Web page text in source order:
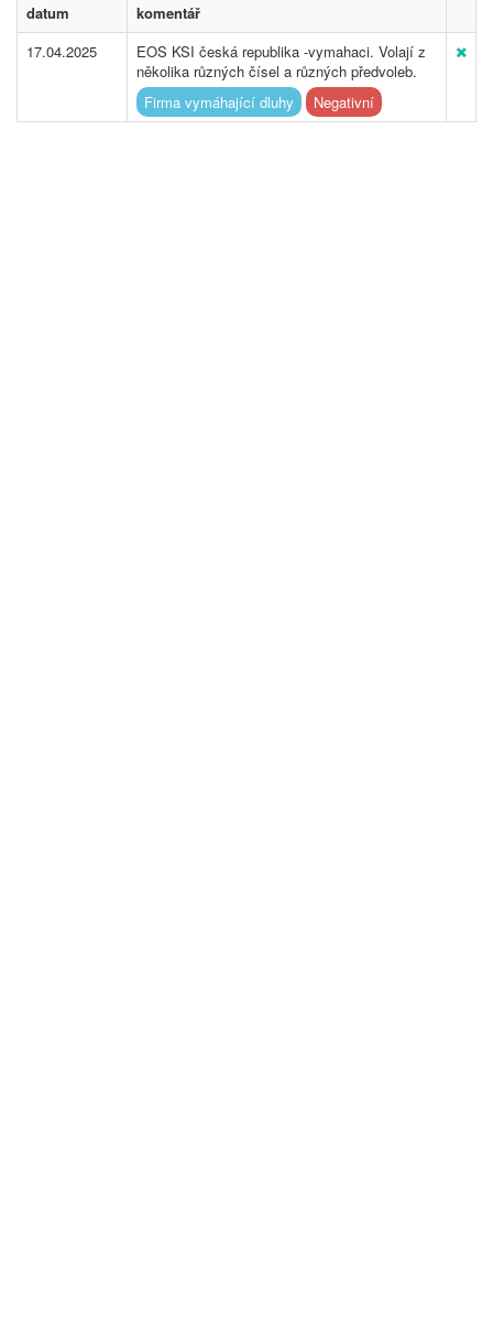
datum
komentář
17.04.2025
EOS KSI česká republika -vymahaci. Volají z
několika různých čísel a různých předvoleb.
Firma vymáhající dluhy
Negativní